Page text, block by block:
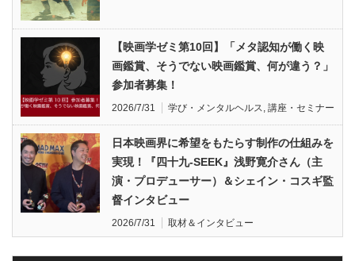
【映画学ゼミ第10回】「メタ認知が働く映
画鑑賞、そうでない映画鑑賞、何が違う？」
参加者募集！
2026/7/31 学び・メンタルヘルス, 講座・セミナー
日本映画界に希望をもたらす制作の仕組みを
実現！『四十九-SEEK』浅野寛介さん（主
演・プロデューサー）＆シェイン・コスギ監
督インタビュー
2026/7/31 取材＆インタビュー